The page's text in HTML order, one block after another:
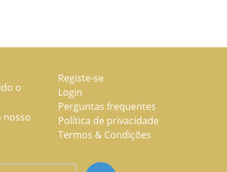
o
nosso
Registe-se
Login
Perguntas frequentes
Política de privacidade
Termos & Condições